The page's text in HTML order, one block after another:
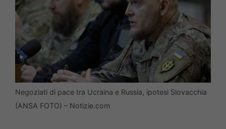
Negoziati di pace tra Ucraina e Russia, ipotesi Slovacchia
(ANSA FOTO) – Notizie.com